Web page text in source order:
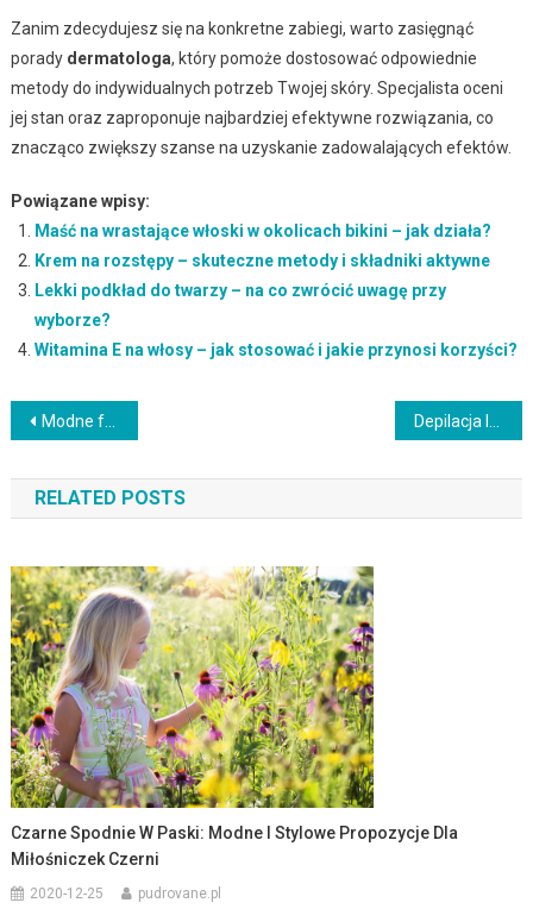
Zanim zdecydujesz się na konkretne zabiegi, warto zasięgnąć
porady dermatologa, który pomoże dostosować odpowiednie
metody do indywidualnych potrzeb Twojej skóry. Specjalista oceni
jej stan oraz zaproponuje najbardziej efektywne rozwiązania, co
znacząco zwiększy szanse na uzyskanie zadowalających efektów.
Powiązane wpisy:
Maść na wrastające włoski w okolicach bikini – jak działa?
Krem na rozstępy – skuteczne metody i składniki aktywne
Lekki podkład do twarzy – na co zwrócić uwagę przy
wyborze?
Witamina E na włosy – jak stosować i jakie przynosi korzyści?
Nawigacja
wpisu
Modne fryzury dla mężatek
RELATED POSTS
Czarne Spodnie W Paski: Modne I Stylowe Propozycje Dla
Miłośniczek Czerni
2020-12-25 pudrovane.pl